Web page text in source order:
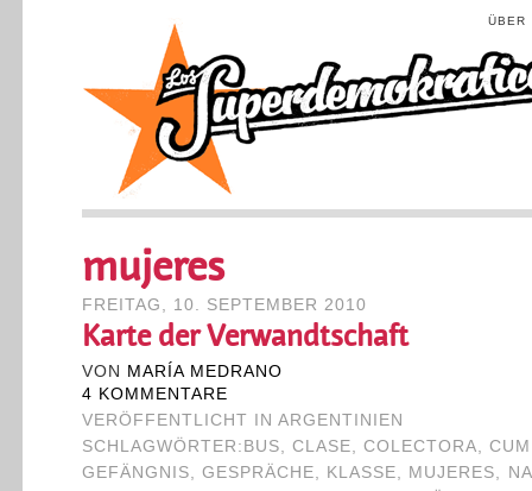
ÜBER
mujeres
FREITAG, 10. SEPTEMBER 2010
Karte der Verwandtschaft
VON
MARÍA MEDRANO
4 KOMMENTARE
VERÖFFENTLICHT IN ARGENTINIEN
SCHLAGWÖRTER: BUS, CLASE,COLECTORA,
GEFÄNGNIS, GESPRÄCHE, KLASSE, MUJERES,